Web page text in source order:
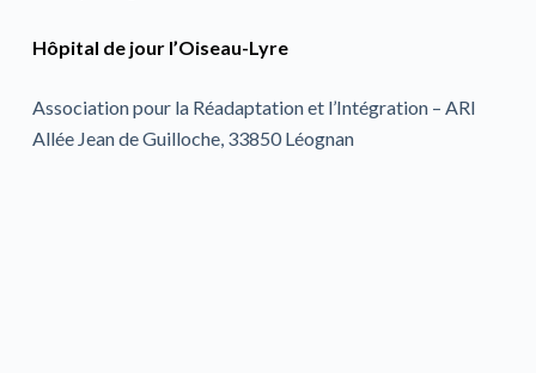
Hôpital de jour l’Oiseau-Lyre
Association pour la Réadaptation et l’Intégration – ARI
Allée Jean de Guilloche, 33850 Léognan